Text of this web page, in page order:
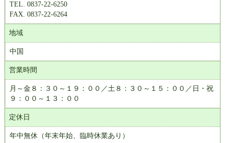
TEL. 0837-22-6250
FAX. 0837-22-6264
地域
中国
営業時間
月～金８：３０～１９：００／土８：３０～１５：００／日・祝
９：００～１３：００
定休日
年中無休（年末年始、臨時休業あり）